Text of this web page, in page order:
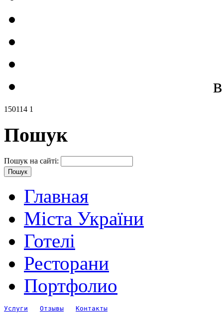
150114 1
Пошук
Пошук на сайті:
Главная
Міста України
Готелі
Ресторани
Портфолио
Услуги Отзывы Контакты